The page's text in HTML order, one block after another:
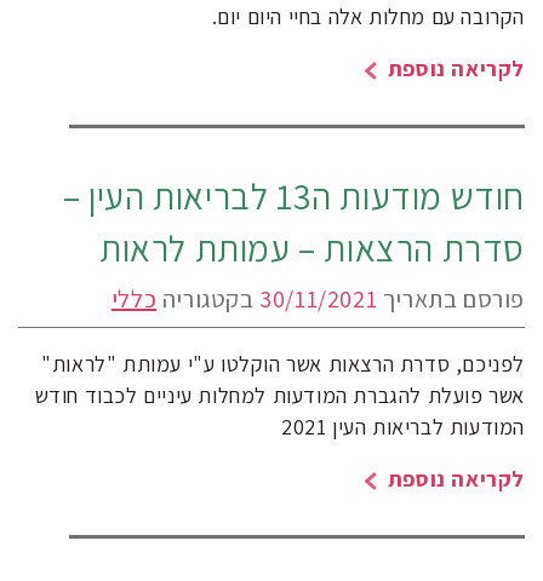
הקרובה עם מחלות אלה בחיי היום יום.
לקריאה נוספת
חודש מודעות ה13 לבריאות העין –
סדרת הרצאות – עמותת לראות
פורסם בתאריך 30/11/2021 בקטגוריה כללי
לפניכם, סדרת הרצאות אשר הוקלטו ע"י עמותת "לראות"
אשר פועלת להגברת המודעות למחלות עיניים לכבוד חודש
המודעות לבריאות העין 2021
לקריאה נוספת